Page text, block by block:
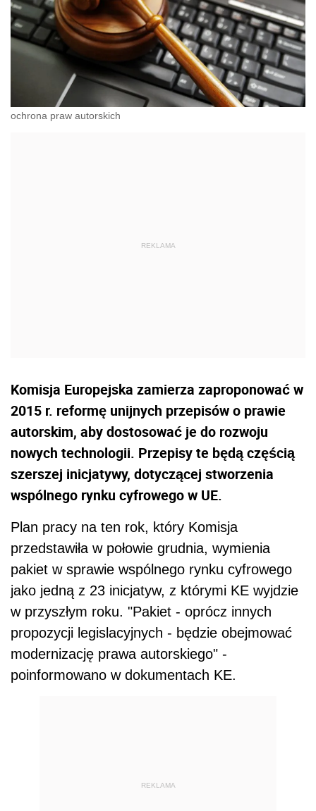
ochrona praw autorskich
Komisja Europejska zamierza zaproponować w
2015 r. reformę unijnych przepisów o prawie
autorskim, aby dostosować je do rozwoju
nowych technologii. Przepisy te będą częścią
szerszej inicjatywy, dotyczącej stworzenia
wspólnego rynku cyfrowego w UE.
Plan pracy na ten rok, który Komisja
przedstawiła w połowie grudnia, wymienia
pakiet w sprawie wspólnego rynku cyfrowego
jako jedną z 23 inicjatyw, z którymi KE wyjdzie
w przyszłym roku. "Pakiet - oprócz innych
propozycji legislacyjnych - będzie obejmować
modernizację prawa autorskiego" -
poinformowano w dokumentach KE.
REKLAMA